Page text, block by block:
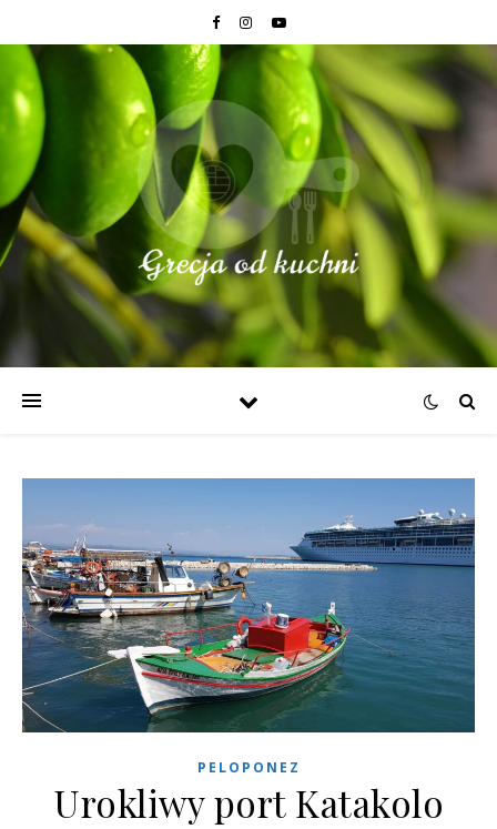
PELOPONEZ
Urokliwy port Katakolo